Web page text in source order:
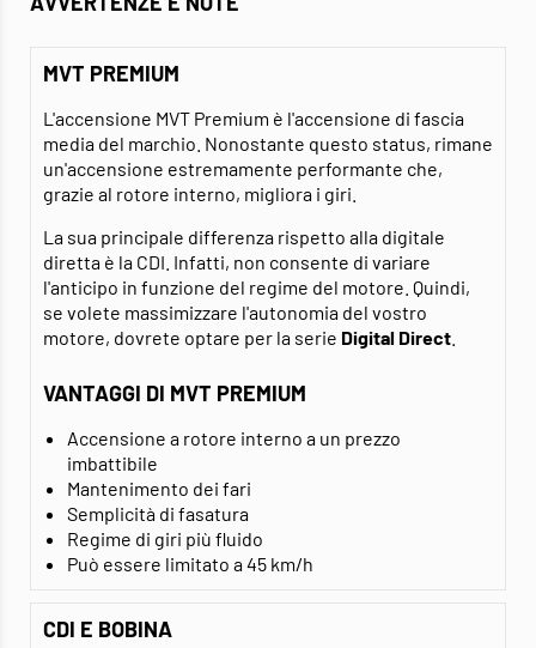
MVT PREMIUM
L'accensione MVT Premium è l'accensione di fascia
media del marchio. Nonostante questo status, rimane
un'accensione estremamente performante che,
grazie al rotore interno, migliora i giri.
La sua principale differenza rispetto alla digitale
diretta è la CDI. Infatti, non consente di variare
l'anticipo in funzione del regime del motore. Quindi,
se volete massimizzare l'autonomia del vostro
motore, dovrete optare per la serie Digital Direct
VANTAGGI DI MVT PREMIUM
Accensione a rotore interno a un prezzo
imbattibile
Mantenimento dei fari
Semplicità di fasatura
Regime di giri più fluido
Può essere limitato a 45 km/h
CDI E BOBINA